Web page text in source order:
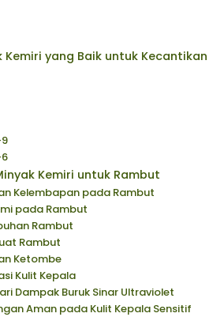
yang Baik untuk Kecantikan
Kemiri untuk Rambut
Kelembapan pada Rambut
pada Rambut
Rambut
Rambut
Ketombe
Kulit Kepala
Dampak Buruk Sinar Ultraviolet
Aman pada Kulit Kepala Sensitif